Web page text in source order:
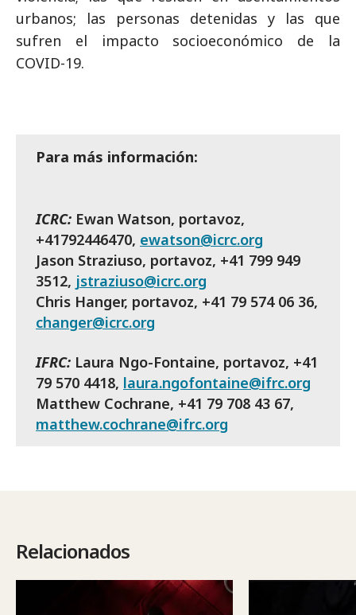
urbanos; las personas detenidas y las que
sufren el impacto socioeconómico de la
COVID-19.
Para más información:
ICRC: Ewan Watson, portavoz,
+41792446470, ewatson@icrc.org
Jason Straziuso, portavoz, +41 799 949
3512, jstraziuso@icrc.org
Chris Hanger, portavoz, +41 79 574 06 36,
changer@icrc.org
IFRC: Laura Ngo-Fontaine, portavoz, +41
79 570 4418, laura.ngofontaine@ifrc.org
Matthew Cochrane, +41 79 708 43 67,
matthew.cochrane@ifrc.org
Relacionados